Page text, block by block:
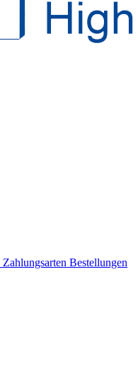
Zahlungsarten Bestellungen